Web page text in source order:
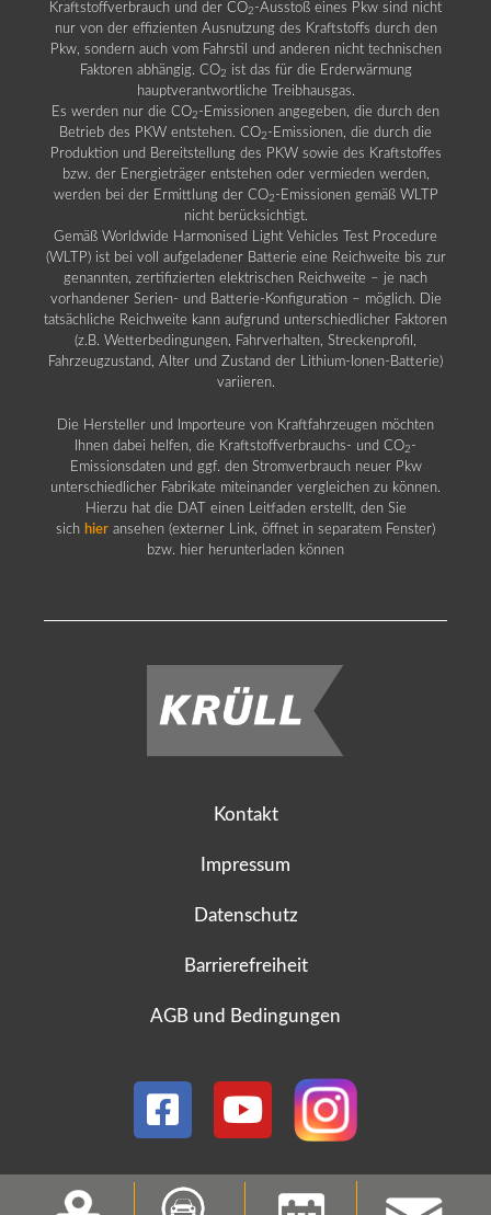
Kraftstoffverbrauch und der CO2 -Ausstoß eines Pkw sind nicht
nur von der effizienten Ausnutzung des Kraftstoffs durch den
Pkw, sondern auch vom Fahrstil und anderen nicht technischen
Faktoren abhängig. CO2 ist das für die Erderwärmung
hauptverantwortliche Treibhausgas.
Es werden nur die CO2 -Emissionen angegeben, die durch den
Betrieb des PKW entstehen. CO2 -Emissionen, die durch die
Produktion und Bereitstellung des PKW sowie des Kraftstoffes
bzw. der Energieträger entstehen oder vermieden werden,
werden bei der Ermittlung der CO2 -Emissionen gemäß WLTP
nicht berücksichtigt.
Gemäß Worldwide Harmonised Light Vehicles Test Procedure
(WLTP) ist bei voll aufgeladener Batterie eine Reichweite bis zur
genannten, zertifizierten elektrischen Reichweite – je nach
vorhandener Serien- und Batterie-Konfiguration – möglich. Die
tatsächliche Reichweite kann aufgrund unterschiedlicher Faktoren
(z.B. Wetterbedingungen, Fahrverhalten, Streckenprofil,
Fahrzeugzustand, Alter und Zustand der Lithium-Ionen-Batterie)
variieren.
Die Hersteller und Importeure von Kraftfahrzeugen möchten
Ihnen dabei helfen, die Kraftstoffverbrauchs- und CO2 -
Emissionsdaten und ggf. den Stromverbrauch neuer Pkw
unterschiedlicher Fabrikate miteinander vergleichen zu können.
Hierzu hat die DAT einen Leitfaden erstellt, den Sie
sich hier ansehen (externer Link, öffnet in separatem Fenster)
bzw. hier herunterladen können
Kontakt
Impressum
Datenschutz
Barrierefreiheit
AGB und Bedingungen